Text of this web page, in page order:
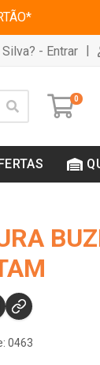
- Entrar |
0
0463